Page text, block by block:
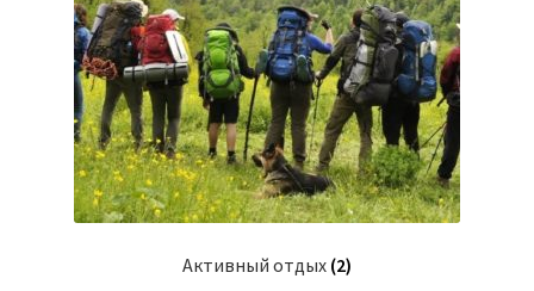
Активный отдых (2)